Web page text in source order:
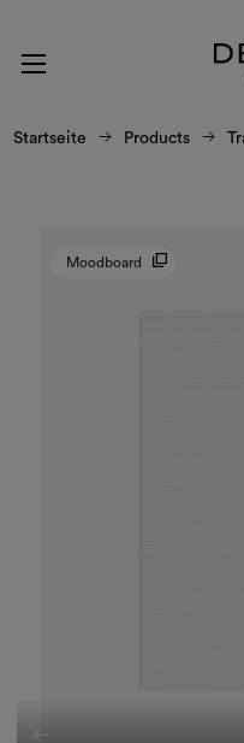
Startseite Products
Moodboard